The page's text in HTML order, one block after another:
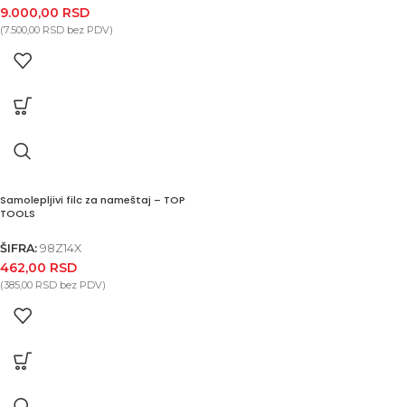
9.000,00 RSD
(7.500,00 RSD bez PDV)
Samolepljivi filc za nameštaj – TOP
TOOLS
ŠIFRA: 98Z14X
462,00 RSD
(385,00 RSD bez PDV)